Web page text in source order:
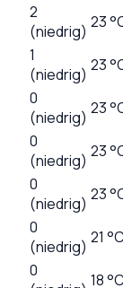
2
(niedrig) 23
1
(niedrig) 23
0
(niedrig) 23
0
(niedrig) 23
0
(niedrig) 23
0
(niedrig) 21
0
18